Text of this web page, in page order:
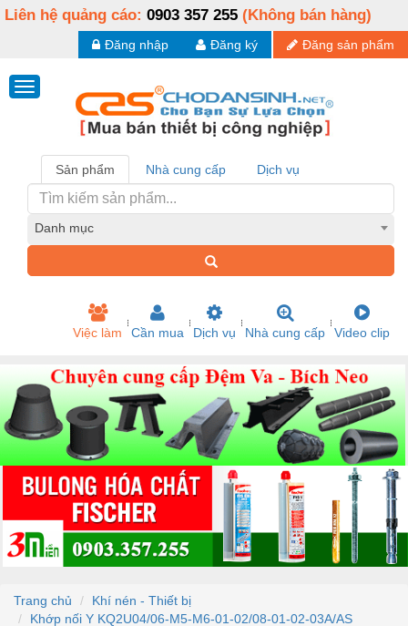
Liên hệ quảng cáo: 0903 357 255 (Không bán hàng)
Đăng sản phẩm
Đăng ký
Đăng nhập
Sản phẩm Nhà cung cấp Dịch vụ
Danh mục
Việc làm Cần mua Dịch vụ Nhà cung cấp Video clip
Trang chủ
Khí nén - Thiết bị
Khớp nối Y KQ2U04/06-M5-M6-01-02/08-01-02-03A/AS